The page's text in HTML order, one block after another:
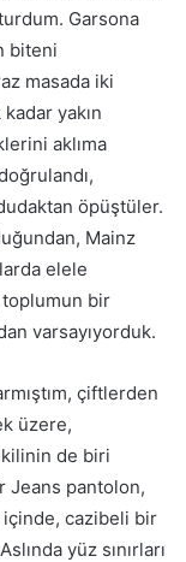
Garsona
biteni
masada iki
yakın
aklıma
öpüştüler.
Mainz
elele
bir
varsayıyorduk.
çiftlerden
üzere,
de biri
Jeans pantolon,
içinde, cazibeli bir
yüz sınırları